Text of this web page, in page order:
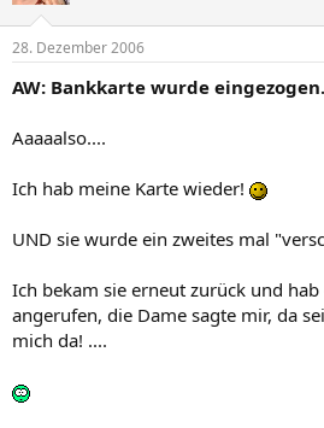
28. Dezember 2006
AW: Bankkarte wurde
Aaaaalso....
Ich hab meine Karte wieder!
UND sie wurde ein zweites mal
Ich bekam sie erneut zurück und
angerufen, die Dame sagte mir, da
mich da! ....